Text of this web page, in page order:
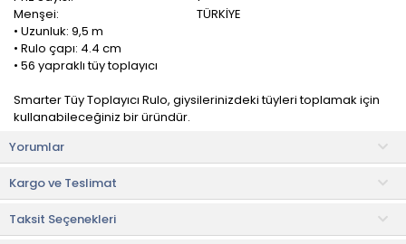
Menşei:
TÜRKİYE
• Uzunluk: 9,5 m
• Rulo çapı: 4.4 cm
• 56 yapraklı tüy toplayıcı
Smarter Tüy Toplayıcı Rulo, giysilerinizdeki tüyleri toplamak için
kullanabileceğiniz bir üründür.
Takım elbise ceketleri de dahil olmak üzere tüm giyim eşyaları
için idealdir.
Giysilerinize yapışan tüy ve saçları temizlemeyi
kolaylaştırabilirsiniz.
Yorumlar
Kargo ve Teslimat
Taksit Seçenekleri